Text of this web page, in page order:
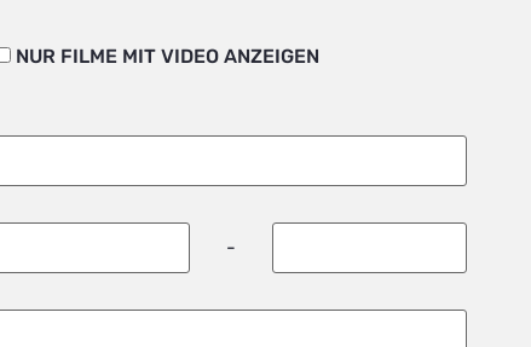
NUR FILME MIT VIDEO ANZEIGEN
-